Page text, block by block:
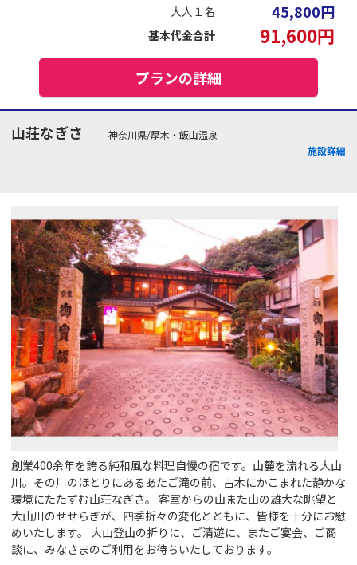
大人１名 45,800円
基本代金合計 91,600円
プランの詳細
山荘なぎさ
神奈川県/厚木・飯山温泉
施設詳細
創業400余年を誇る純和風な料理自慢の宿です。山麓を流れる大山
川。その川のほとりにあるあたご滝の前、古木にかこまれた静かな
環境にたたずむ山荘なぎさ。 客室からの山また山の雄大な眺望と
大山川のせせらぎが、四季折々の変化とともに、皆様を十分にお慰
めいたします。 大山登山の折りに、ご清遊に、またご宴会、ご商
談に、みなさまのご利用をお待ちいたしております。